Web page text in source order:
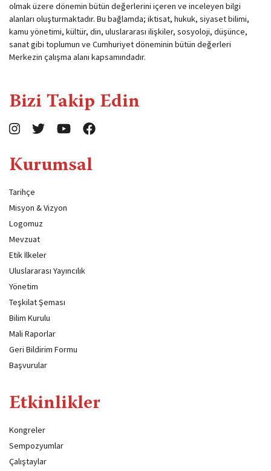
olmak üzere dönemin bütün değerlerini içeren ve inceleyen bilgi
alanları oluşturmaktadır. Bu bağlamda; iktisat, hukuk, siyaset bilimi,
kamu yönetimi, kültür, din, uluslararası ilişkiler, sosyoloji, düşünce,
sanat gibi toplumun ve Cumhuriyet döneminin bütün değerleri
Merkezin çalışma alanı kapsamındadır.
Bizi Takip Edin
Kurumsal
Tarihçe
Misyon & Vizyon
Logomuz
Mevzuat
Etik İlkeler
Uluslararası Yayıncılık
Yönetim
Teşkilat Şeması
Bilim Kurulu
Mali Raporlar
Geri Bildirim Formu
Başvurular
Etkinlikler
Kongreler
Sempozyumlar
Çalıştaylar